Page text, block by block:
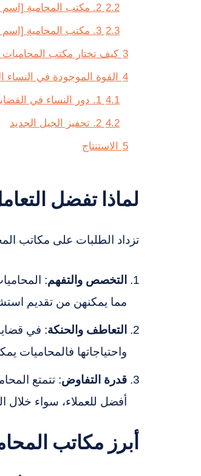
2.2 2. مكتب المحامية [اسم المكتب الثاني]
2.3 3. مكتب المحامية [اسم المكتب الثالث]
3 كيف تختار مكتب
4
القوة الموجودة في النساء
4.1 1. دور النساء في القضايا الاجتماعية
4.2 2. تحفيز الجيل الجديد
5
الاستنتاج
لماذا تفضل
تزداد الطلبات على مكاتب
التخصص والتفهم:
مما يمكنهن من تقديم
التعاطف والحنكة: في
واحتياجاتها فالمحاميات
قدرة التفاوض: تتمتع
أفضل للعملاء، سواء خلال
أبرز مكاتب